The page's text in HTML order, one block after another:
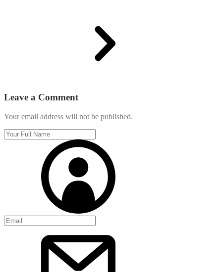
Leave a Comment
Your email address will not be published.